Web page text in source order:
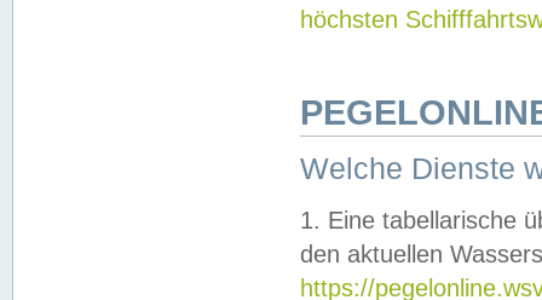
höchsten
Welche Dienste
1. Eine tabellarische
den aktuellen
https://